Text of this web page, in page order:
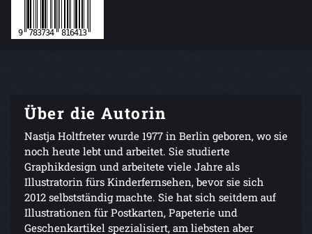
Über die Autorin
Nastja Holtfreter wurde 1977 in Berlin geboren, wo sie
noch heute lebt und arbeitet. Sie studierte
Graphikdesign und arbeitete viele Jahre als
Illustratorin fürs Kinderfernsehen, bevor sie sich
2012 selbstständig machte. Sie hat sich seitdem auf
Illustrationen für Postkarten, Papeterie und
Geschenkartikel spezialisiert, am liebsten aber